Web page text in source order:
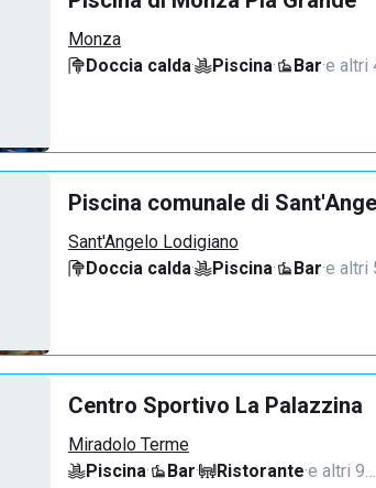
Monza
Doccia calda· Piscina· Bar·e altri
Piscina comunale di
Sant'Angelo Lodigiano
Doccia calda· Piscina· Bar·e altri
Centro Sportivo La Palazzina
Miradolo Terme
Piscina· Bar· Ristorante·e altri 9…